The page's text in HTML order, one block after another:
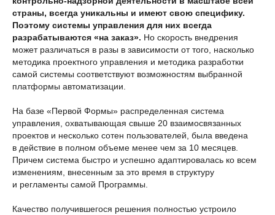
страны, всегда уникальны и имеют свою специфику.
Поэтому системы управления для них всегда
разрабатываются «на заказ». Но скорость внедрения
может различаться в разы в зависимости от того, насколько
методика проектного управления и методика разработки
самой системы соответствуют возможностям выбранной
платформы автоматизации.
На базе «Первой Формы» распределенная система
управления, охватывающая свыше 20 взаимосвязанных
проектов и несколько сотен пользователей, была введена
в действие в полном объеме менее чем за 10 месяцев.
Причем система быстро и успешно адаптировалась ко всем
изменениям, внесенным за это время в структуру
и регламенты самой Программы.
Качество получившегося решения полностью устроило